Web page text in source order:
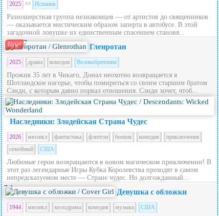
2025 Испания
Разношерстная группа незнакомцев — от артистов до священников
— оказывается мистическим образом заперта в автобусе. В этой
загадочной ловушке их единственным спасением становя...
New! 7 Гленротан
2025 драма комедия Великобритания
Прожив 35 лет в Чикаго, Донал неохотно возвращается в
Шотландское нагорье, чтобы помириться со своим старшим братом
Сэнди, с которым давно порвал отношения. Сэнди хочет, чтоб...
5.6
Наследники: Злодейская Страна Чудес
2026 мюзикл фантастика фэнтези боевик комедия
приключения
семейный
США
Любимые герои возвращаются в новом магическом приключении! В
этот раз легендарные Игры Кубка Королевства проходят в самом
непредсказуемом месте — Стране чудес. Но долгожданный...
7.1 Девушка с обложки
1944 мюзикл мелодрама комедия музыка США